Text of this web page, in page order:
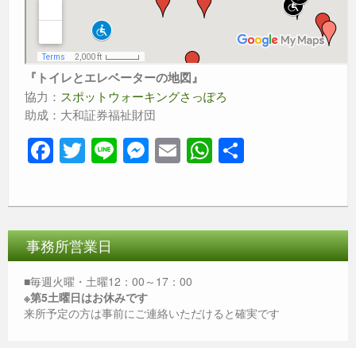
『トイレとエレベーターの地図』
協力： スポットウォーキングさっぽろ
助成：大和証券福祉財団
F
a
c
e
b
o
o
k
T
wi
tt
er
Li
n
e
M
e
ss
e
n
g
er
E
m
ail
W
h
at
s
A
p
事務所営業日
■毎週火曜・土曜12：00～17：00
※第5土曜日はお休みです
来所予定の方は事前にご連絡いただけると確実です